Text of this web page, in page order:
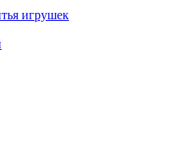
игрушек